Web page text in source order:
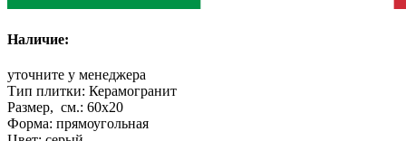
Наличие:
уточните у менеджера
Тип плитки: Керамогранит
Размер, см.: 60x20
Форма: прямоугольная